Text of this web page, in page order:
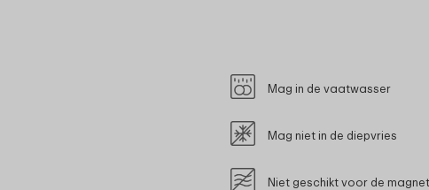
Mag in de vaatwasser
Mag niet in de diepvries
Niet geschikt voor de